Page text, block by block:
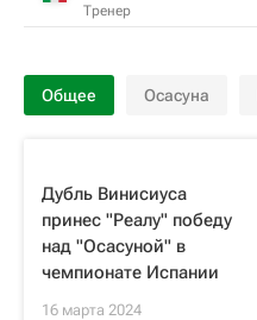
Тренер
Общее Осасуна
Дубль Винисиуса
принес "Реалу" победу
над "Осасуной" в
чемпионате Испании
16 марта 2024